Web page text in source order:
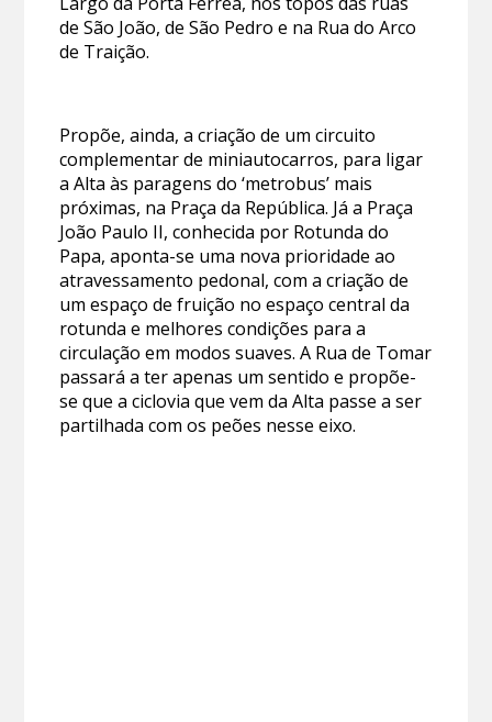
de São João, de São Pedro e na Rua do Arco
de Traição.
Propõe, ainda, a criação de um circuito
complementar de miniautocarros, para ligar
a Alta às paragens do ‘metrobus’ mais
próximas, na Praça da República. Já a Praça
João Paulo II, conhecida por Rotunda do
Papa, aponta-se uma nova prioridade ao
atravessamento pedonal, com a criação de
um espaço de fruição no espaço central da
rotunda e melhores condições para a
circulação em modos suaves. A Rua de Tomar
passará a ter apenas um sentido e propõe-
se que a ciclovia que vem da Alta passe a ser
partilhada com os peões nesse eixo.